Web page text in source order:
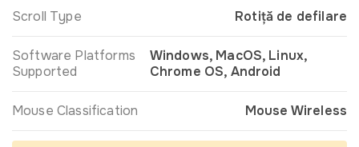
Scroll Type Rotiță de defilare
Software Platforms
Supported
Windows, MacOS, Linux,
Chrome OS, Android
Mouse Classification Mouse Wireless